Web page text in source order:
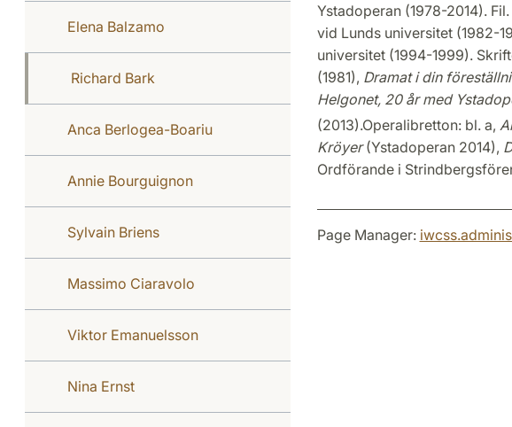
Elena Balzamo
Richard Bark
Anca Berlogea-Boariu
Annie Bourguignon
Sylvain Briens
Massimo Ciaravolo
Viktor Emanuelsson
Nina Ernst
Ystadoperan (1978-2014).
vid Lunds universitet (1982-
universitet (1994-1999).
(1981), Dramat i din
Helgonet, 20 år med
(2013).Operalibretton: bl. a,
Kröyer(Ystadoperan 2014),
Ordförande i
Page Manager: